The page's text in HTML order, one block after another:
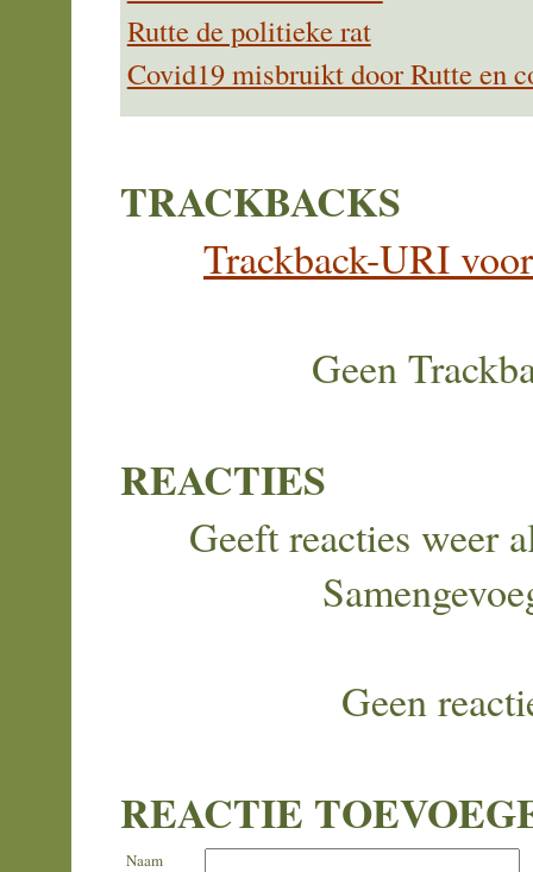
Rutte de politieke rat
Covid19 misbruikt door Rutte en
TRACKBACKS
Trackback-URI
Geen
REACTIES
Geeft reacties weer
Geen
REACTIE
Naam